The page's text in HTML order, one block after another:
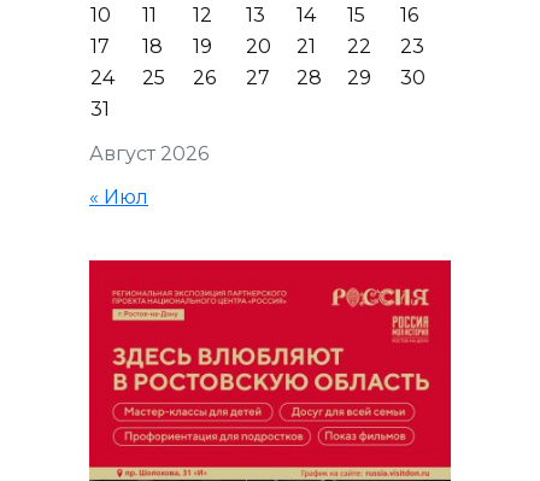
Август 2026
10
11 12 13 14 15
16
17
18 19 20 21 22
23
24
25 26 27 28 29
30
31
« Июл